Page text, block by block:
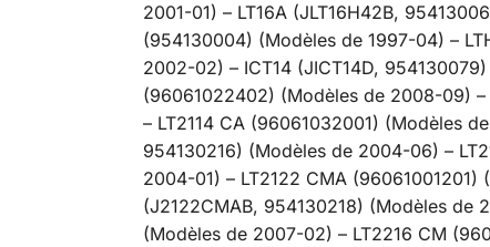
2001-01) – LT16A (JLT16H42B,
(954130004) (Modèles de 1997-04) –
2002-02) – ICT14 (JICT14D,
(96061022402) (Modèles de 2008-09) –
– LT2114 CA (96061032001) (Modèles
954130216) (Modèles de 2004-06) –
2004-01) – LT2122 CMA
(J2122CMAB, 954130218) (Modèles de
(Modèles de 2007-02) – LT2216 CM